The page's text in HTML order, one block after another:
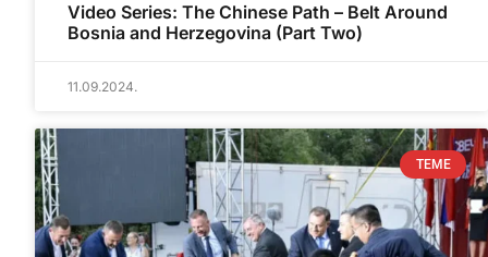
Video Series: The Chinese Path – Belt Around
Bosnia and Herzegovina (Part Two)
11.09.2024.
TEME